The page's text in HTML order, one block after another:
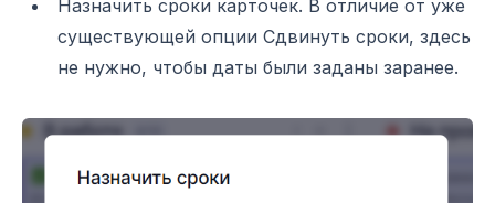
Назначить сроки карточек. В отличие от уже
существующей опции Сдвинуть сроки, здесь
не нужно, чтобы даты были заданы заранее.